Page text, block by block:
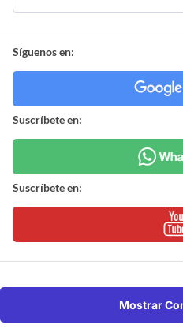
Síguenos en:
Suscríbete en:
Suscríbete en:
Mostrar